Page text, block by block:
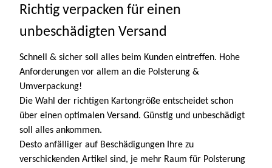
Richtig verpacken für einen
unbeschädigten Versand
Schnell & sicher soll alles beim Kunden eintreffen. Hohe
Anforderungen vor allem an die Polsterung &
Umverpackung!
Die Wahl der richtigen Kartongröße entscheidet schon
über einen optimalen Versand. Günstig und unbeschädigt
soll alles ankommen.
Desto anfälliger auf Beschädigungen Ihre zu
verschickenden Artikel sind, je mehr Raum für Polsterung